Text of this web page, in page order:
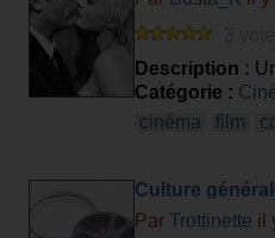
Description :
Catégorie :
cinéma
film
Culture
Par Trottinette il